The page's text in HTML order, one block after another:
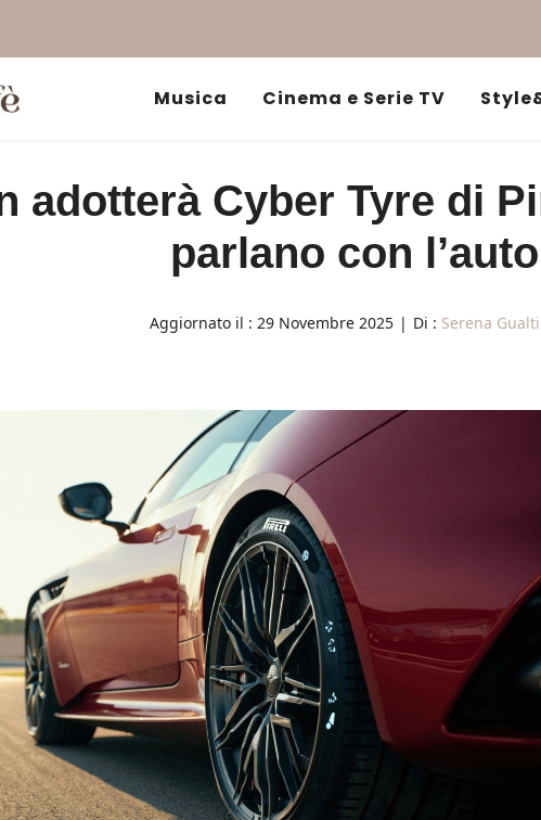
Musica Cinema e Serie TV
adotterà Cyber Tyre di
parlano con l’auto
Aggiornato il : 29 Novembre 2025 | Di : Serena